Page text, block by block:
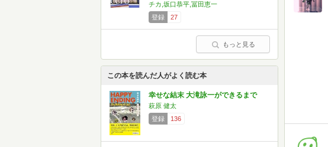
チカ,坂口恭平,冨田恵一
登録
27
もっと見る
この本を読んだ人がよく読む本
幸せな結末 大滝詠一ができるまで
萩原 健太
登録
136